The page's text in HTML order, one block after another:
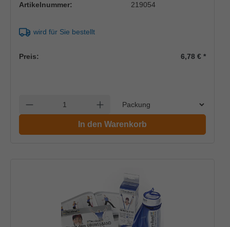
Artikelnummer: 219054
wird für Sie bestellt
Preis: 6,78 €*
Anzahl verringern Anzahl erhöhen
In den Warenkorb